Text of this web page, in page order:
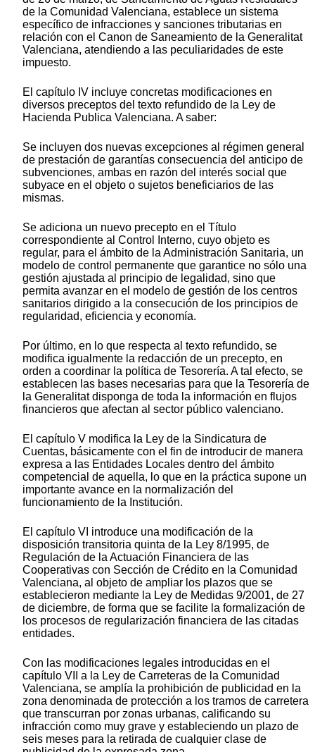
de la Comunidad Valenciana, establece un sistema
específico de infracciones y sanciones tributarias en
relación con el Canon de Saneamiento de la Generalitat
Valenciana, atendiendo a las peculiaridades de este
impuesto.
El capítulo IV incluye concretas modificaciones en
diversos preceptos del texto refundido de la Ley de
Hacienda Publica Valenciana. A saber:
Se incluyen dos nuevas excepciones al régimen general
de prestación de garantías consecuencia del anticipo de
subvenciones, ambas en razón del interés social que
subyace en el objeto o sujetos beneficiarios de las
mismas.
Se adiciona un nuevo precepto en el Título
correspondiente al Control Interno, cuyo objeto es
regular, para el ámbito de la Administración Sanitaria, un
modelo de control permanente que garantice no sólo una
gestión ajustada al principio de legalidad, sino que
permita avanzar en el modelo de gestión de los centros
sanitarios dirigido a la consecución de los principios de
regularidad, eficiencia y economía.
Por último, en lo que respecta al texto refundido, se
modifica igualmente la redacción de un precepto, en
orden a coordinar la política de Tesorería. A tal efecto, se
establecen las bases necesarias para que la Tesorería de
la Generalitat disponga de toda la información en flujos
financieros que afectan al sector público valenciano.
El capítulo V modifica la Ley de la Sindicatura de
Cuentas, básicamente con el fin de introducir de manera
expresa a las Entidades Locales dentro del ámbito
competencial de aquella, lo que en la práctica supone un
importante avance en la normalización del
funcionamiento de la Institución.
El capítulo VI introduce una modificación de la
disposición transitoria quinta de la Ley 8/1995, de
Regulación de la Actuación Financiera de las
Cooperativas con Sección de Crédito en la Comunidad
Valenciana, al objeto de ampliar los plazos que se
establecieron mediante la Ley de Medidas 9/2001, de 27
de diciembre, de forma que se facilite la formalización de
los procesos de regularización financiera de las citadas
entidades.
Con las modificaciones legales introducidas en el
capítulo VII a la Ley de Carreteras de la Comunidad
Valenciana, se amplía la prohibición de publicidad en la
zona denominada de protección a los tramos de carretera
que transcurran por zonas urbanas, calificando su
infracción como muy grave y estableciendo un plazo de
seis meses para la retirada de cualquier clase de